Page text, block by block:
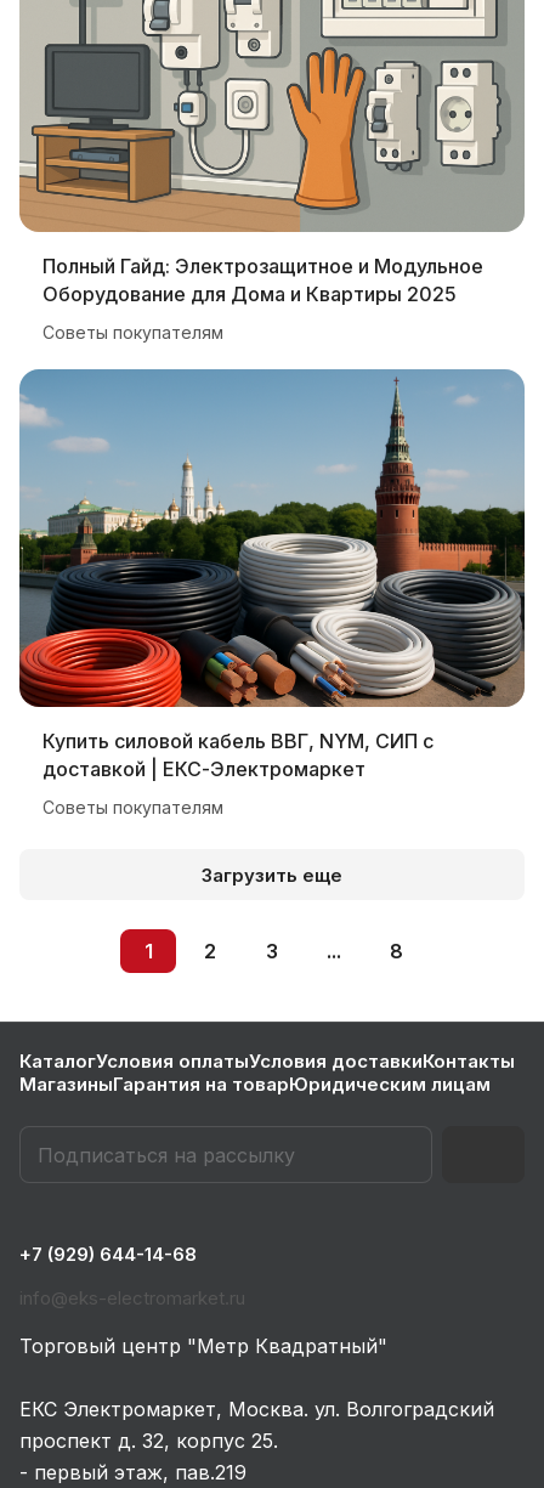
Полный Гайд: Электрозащитное и Модульное
Оборудование для Дома и Квартиры 2025
Советы покупателям
Купить силовой кабель ВВГ, NYM, СИП с
доставкой | ЕКС-Электромаркет
Советы покупателям
Загрузить еще
1 2 3 ... 8
КаталогУсловия оплатыУсловия доставкиКонтакты
МагазиныГарантия на товарЮридическим лицам
+7 (929) 644-14-68
info@eks-electromarket.ru
Торговый центр "Метр Квадратный"
ЕКС Электромаркет, Москва. ул. Волгоградский
проспект д. 32, корпус 25.
- первый этаж, пав.219